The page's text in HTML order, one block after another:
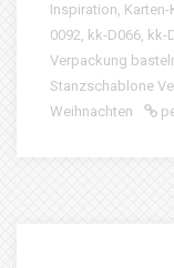
Inspiration, Karten-
0092, kk-D066, kk-
Verpackung
Stanzschablone
Weihnachten